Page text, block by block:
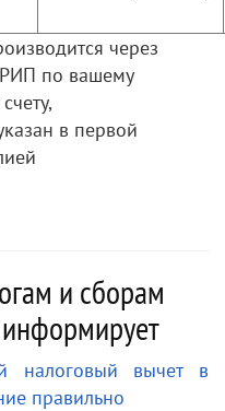
через
по вашему
в первой
и сборам
налоговый вычет в
правильно